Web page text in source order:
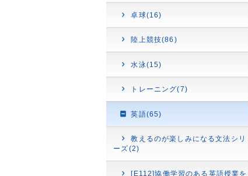
卓球(16)
陸上競技(86)
水泳(15)
トレーニング(7)
英語(65)
教えるのが楽しみになる文法シリ
ーズ(2)
[E112]協働学習のある英語授業を